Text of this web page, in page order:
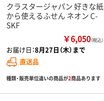
クラスタージャパン 好きな紙
から使えるふせん ネオン C-
SKF
￥6,050（税込）
お届け日：8月27日（木）まで
直送品
種類・販売単位違いの商品が2商品あります